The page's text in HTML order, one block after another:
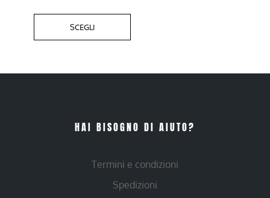
SCEGLI
HAI BISOGNO DI AIUTO?
Termini e condizioni
Spedizioni